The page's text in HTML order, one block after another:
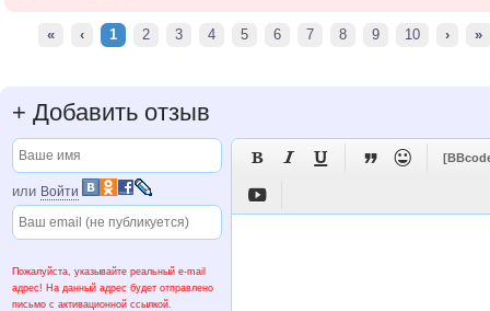
« ‹ 1 2 3 4 5 6 7 8 9 10 › »
+ Добавить отзыв
или Войти
Пожалуйста, указывайте реальный e-mail
адрес! На данный адрес будет отправлено
письмо с активационной ссылкой.
   

